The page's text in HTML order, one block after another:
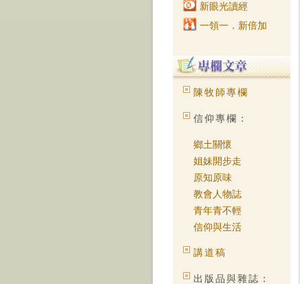
新眼光讀經
一領一．新倍加
陳牧師專欄
信仰專欄：
鄉土關懷
姐妹開步走
原知原味
教會人物誌
青年青不輕
信仰與生活
講道稿
出版品與雜誌：